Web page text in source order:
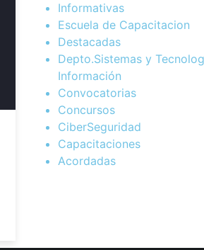
Informativas
Escuela de Capacitacion
Destacadas
Depto.Sistemas y
Información
Convocatorias
Concursos
CiberSeguridad
Capacitaciones
Acordadas